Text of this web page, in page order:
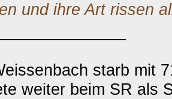
und ihre Art rissen
starb mit
weiter beim SR als